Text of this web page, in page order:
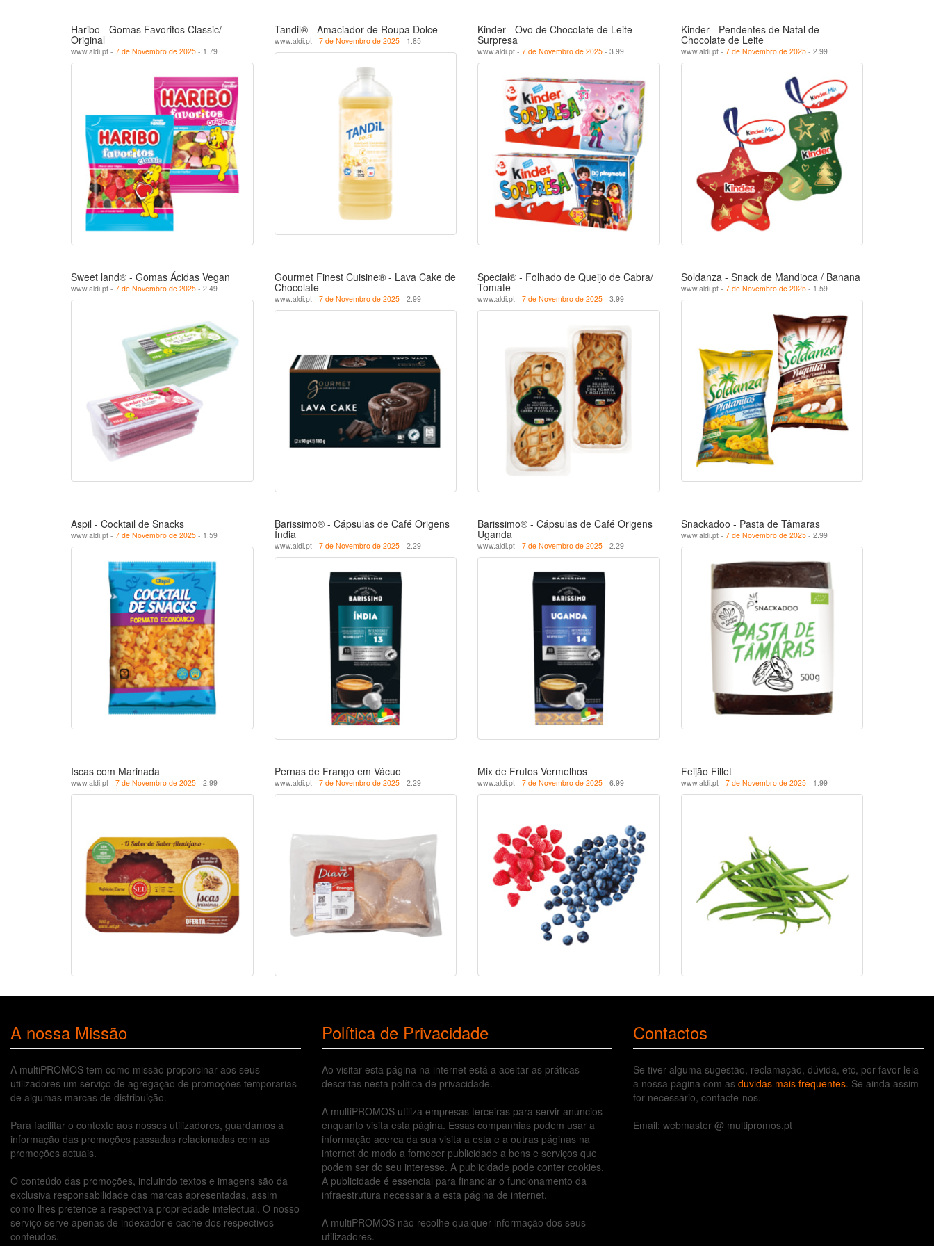
Haribo - Gomas Favoritos Classic/
Original
www.aldi.pt - 7 de Novembro de 2025 - 1.79
Tandil® - Amaciador de Roupa Dolce
www.aldi.pt - 7 de Novembro de 2025- 1.85
Kinder - Ovo de Chocolate de Leite
Surpresa
www.aldi.pt - 7 de Novembro de 2025 - 3.99
Kinder - Pendentes de Natal de
Chocolate de Leite
www.aldi.pt - 7 de Novembro de 2025- 2.99
Sweet land® - Gomas Ácidas Vegan
www.aldi.pt - 7 de Novembro de 2025 - 2.49
Gourmet Finest Cuisine® - Lava Cake de
Chocolate
www.aldi.pt - 7 de Novembro de 2025- 2.99
Special® - Folhado de Queijo de Cabra/
Tomate
www.aldi.pt - 7 de Novembro de 2025 - 3.99
Soldanza - Snack de Mandioca / Banana
www.aldi.pt - 7 de Novembro de 2025- 1.59
Aspil - Cocktail de Snacks
www.aldi.pt - 7 de Novembro de 2025 - 1.59
Barissimo® - Cápsulas de Café Origens
Índia
www.aldi.pt - 7 de Novembro de 2025- 2.29
Barissimo® - Cápsulas de Café Origens
Uganda
www.aldi.pt - 7 de Novembro de 2025 - 2.29
Snackadoo - Pasta de Tâmaras
www.aldi.pt - 7 de Novembro de 2025- 2.99
Iscas com Marinada
www.aldi.pt - 7 de Novembro de 2025 - 2.99
Pernas de Frango em Vácuo
www.aldi.pt - 7 de Novembro de 2025- 2.29
Mix de Frutos Vermelhos
www.aldi.pt - 7 de Novembro de 2025 - 6.99
Feijão Fillet
www.aldi.pt - 7 de Novembro de 2025- 1.99
A nossa Missão
A multiPROMOS tem como missão proporcinar aos seus
utilizadores um serviço de agregação de promoções temporarias
de algumas marcas de distribuição.
Para facilitar o contexto aos nossos utilizadores, guardamos a
informação das promoções passadas relacionadas com as
promoções actuais.
O conteúdo das promoções, incluindo textos e imagens são da
exclusiva responsabilidade das marcas apresentadas, assim
como lhes pretence a respectiva propriedade intelectual. O nosso
serviço serve apenas de indexador e cache dos respectivos
conteúdos.
Política de Privacidade
Ao visitar esta página na internet está a aceitar as práticas
descritas nesta política de privacidade.
A multiPROMOS utiliza empresas terceiras para servir anúncios
enquanto visita esta página. Essas companhias podem usar a
informação acerca da sua visita a esta e a outras páginas na
internet de modo a fornecer publicidade a bens e serviços que
podem ser do seu interesse. A publicidade pode conter cookies.
A publicidade é essencial para financiar o funcionamento da
infraestrutura necessaria a esta página de internet.
A multiPROMOS não recolhe qualquer informação dos seus
utilizadores.
Contactos
Se tiver alguma sugestão, reclamação, dúvida, etc, por favor leia
a nossa pagina com as duvidas mais frequentes. Se ainda assim
for necessário, contacte-nos.
Email: webmaster @ multipromos.pt